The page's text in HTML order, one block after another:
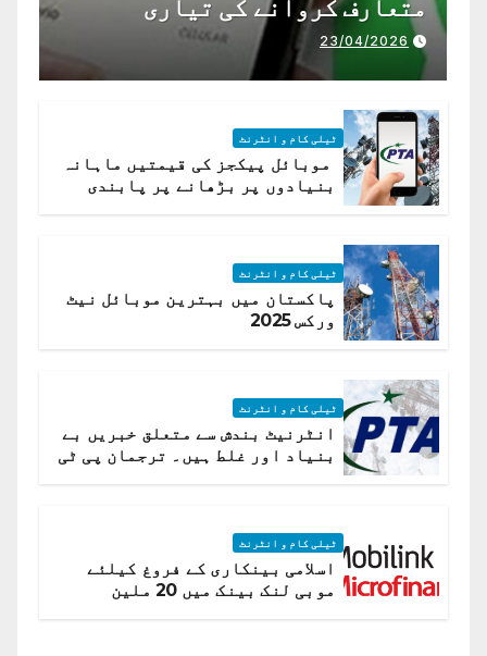
متعارف کروانے کی تیاری
23/04/2026
ٹیلی کام و انٹرنٹ
موبائل پیکجز کی قیمتیں ماہانہ
بنیادوں پر بڑھانے پر پابندی
ٹیلی کام و انٹرنٹ
پاکستان میں بہترین موبائل نیٹ
ورکس 2025
ٹیلی کام و انٹرنٹ
انٹرنیٹ بندش سے متعلق خبریں بے
بنیاد اور غلط ہیں۔ ترجمان پی ٹی
ٹیلی کام و انٹرنٹ
اسلامی بینکاری کے فروغ کیلئے
موبی لنک بینک میں 20 ملین